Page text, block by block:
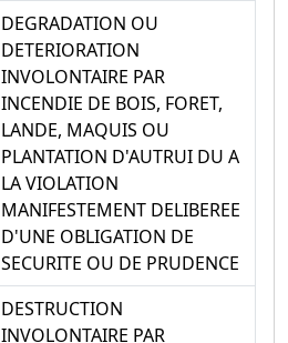
DEGRADATION OU
DETERIORATION
INVOLONTAIRE PAR
INCENDIE DE BOIS, FORET,
LANDE, MAQUIS OU
PLANTATION D'AUTRUI DU A
LA VIOLATION
MANIFESTEMENT DELIBEREE
D'UNE OBLIGATION DE
SECURITE OU DE PRUDENCE
DESTRUCTION
INVOLONTAIRE PAR